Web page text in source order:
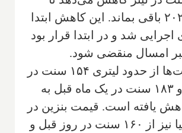
پایان سال ۲۰۲۳ باقی بماند. این کاهش ابتدا
اجرایی شد و در ابتدا قرار بود
امسال منقضی شود.
در کبک، قیمت‌ها از حدود لیتری ۱۵۴ سنت در
یک روز قبل و ۱۸۳ سنت در یک ماه قبل به
کاهش یافته است. قیمت بنزین در
بریتیش کلمبیا نیز از ۱۶۰ سنت در روز قبل و